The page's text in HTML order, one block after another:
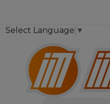
Select Language ▼